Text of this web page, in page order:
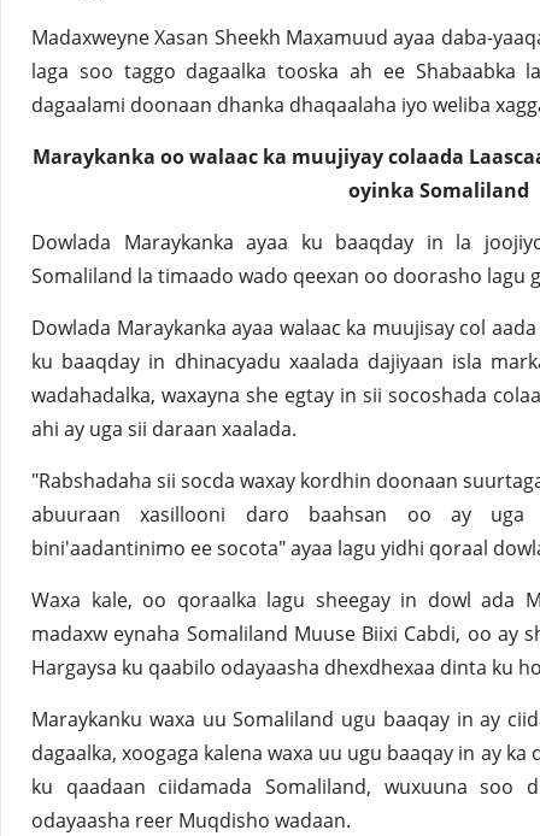
Madaxweyne Xasan Sheekh Maxamuud ayaa daba-
laga soo taggo dagaalka tooska ah ee
dagaalami doonaan dhanka dhaqaalaha iyo weliba
Maraykanka oo walaac ka muujiyay colaada
oyinka Somaliland
Dowlada Maraykanka ayaa ku baaqday in la
Somaliland la timaado wado qeexan oo doorasho lagu
Dowlada Maraykanka ayaa walaac ka muujisay col
ku baaqday in dhinacyadu xaalada dajiyaan isla
wadahadalka, waxayna she egtay in sii socoshada
ahi ay uga sii daraan xaalada.
"Rabshadaha sii socda waxay kordhin doonaan
abuuraan xasillooni daro baahsan oo ay uga
bini'aadantinimo ee socota" ayaa lagu yidhi qoraal
Waxa kale, oo qoraalka lagu sheegay in dowl ada
madaxw eynaha Somaliland Muuse Biixi Cabdi, oo ay
Hargaysa ku qaabilo odayaasha dhexdhexaa dinta ku
Maraykanku waxa uu Somaliland ugu baaqay in ay
dagaalka, xoogaga kalena waxa uu ugu baaqay in ay
ku qaadaan ciidamada Somaliland, wuxuuna soo
odayaasha reer Muqdisho wadaan.